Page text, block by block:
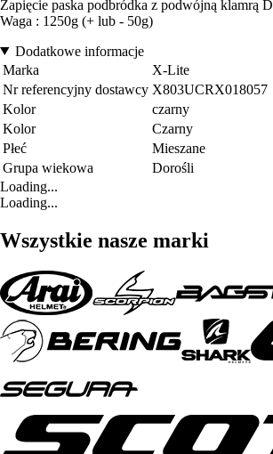
Zapięcie paska podbródka z podwójną klamrą D
Waga : 1250g (+ lub - 50g)
Dodatkowe informacje
Marka
X-Lite
Nr referencyjny dostawcy X803UCRX018057
Kolor
czarny
Kolor
Czarny
Płeć
Mieszane
Grupa wiekowa
Dorośli
Loading...
Loading...
Wszystkie nasze marki